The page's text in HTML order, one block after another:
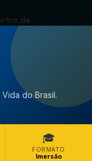
de
do Brasil.
🎓
FORMATO
Imersão